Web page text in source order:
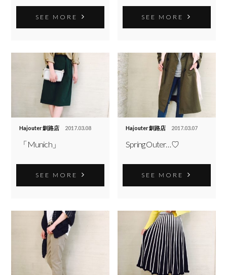
SEE MORE SEE MORE
Hajouter 釧路店 2017.03.08
「Munich」
SEE MORE
Hajouter 釧路店 2017.03.07
Spring Outer…♡
SEE MORE